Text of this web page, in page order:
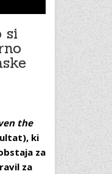
si
the
ki
za
za